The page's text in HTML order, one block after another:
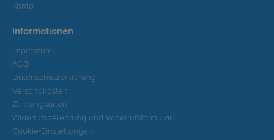
Konto
Informationen
Impressum
AGB
Datenschutzerklärung
Versandkosten
Zahlungsarten
Widerrufsbelehrung und Widerrufsformular
Cookie-Einstellungen